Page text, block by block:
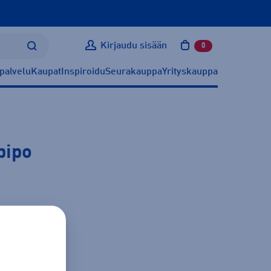
Kirjaudu sisään 0 tuotetta
Kaupat InspiroiduSeurakauppaYrityskauppa